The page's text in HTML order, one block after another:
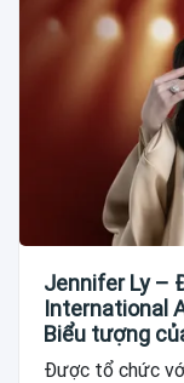
Jennifer Ly –
International
Biểu tượng
Được tổ chức